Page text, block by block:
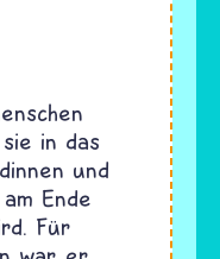
in das
und
Ende
Für